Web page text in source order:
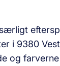
i 9380
og